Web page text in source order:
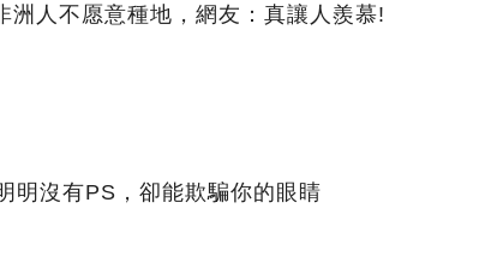
洲人不愿意種地，網友：真讓人羨慕!
明沒有PS，卻能欺騙你的眼睛